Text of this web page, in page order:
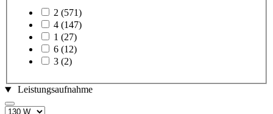
2 (571)
4 (147)
1 (27)
6 (12)
3 (2)
Leistungsaufnahme